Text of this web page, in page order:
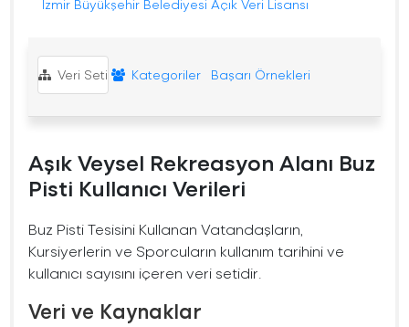
İzmir Büyükşehir Belediyesi Açık Veri Lisansı
Veri Seti Kategoriler Başarı Örnekleri
Aşık Veysel Rekreasyon Alanı Buz
Pisti Kullanıcı Verileri
Buz Pisti Tesisini Kullanan Vatandaşların,
Kursiyerlerin ve Sporcuların kullanım tarihini ve
kullanıcı sayısını içeren veri setidir.
Veri ve Kaynaklar